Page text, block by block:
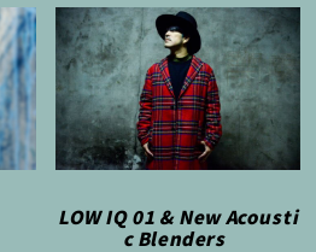
LOW IQ 01 & New Acousti
c Blenders